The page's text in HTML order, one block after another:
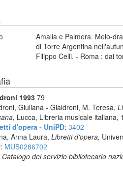
Amalia e Palmera. Melo-
di Torre Argentina
Filippo Celli. - Roma : dai
1993 79
Giuliana - Gialdroni, M. Teresa,
Lucca, Libreria musicale italiana,
d'opera - UniPD: 3402
Anna Laura, Libretti d'opera,
: MUS0286702
Catalogo del servizio bibliotecario